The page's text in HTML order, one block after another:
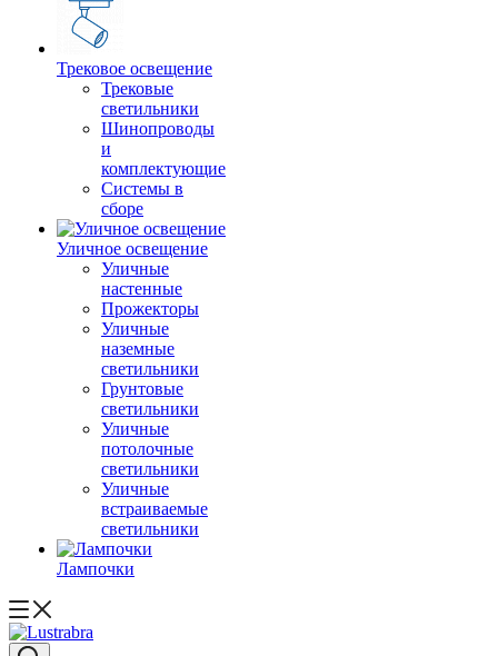
Трековое освещение
Трековые
светильники
Шинопроводы
и
комплектующие
Системы в
сборе
Уличное освещение
Уличные
настенные
Прожекторы
Уличные
наземные
светильники
Грунтовые
светильники
Уличные
потолочные
светильники
Уличные
встраиваемые
светильники
Лампочки